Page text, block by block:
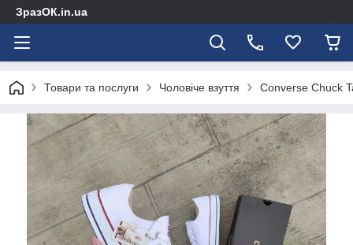
ЗразОК.in.ua
Товари та послуги Чоловіче взуття Converse Chuck